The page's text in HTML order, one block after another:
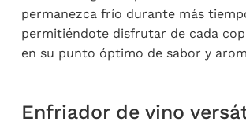
permanezca frío durante más
permitiéndote disfrutar de cada
en su punto óptimo de sabor y
Enfriador de vino